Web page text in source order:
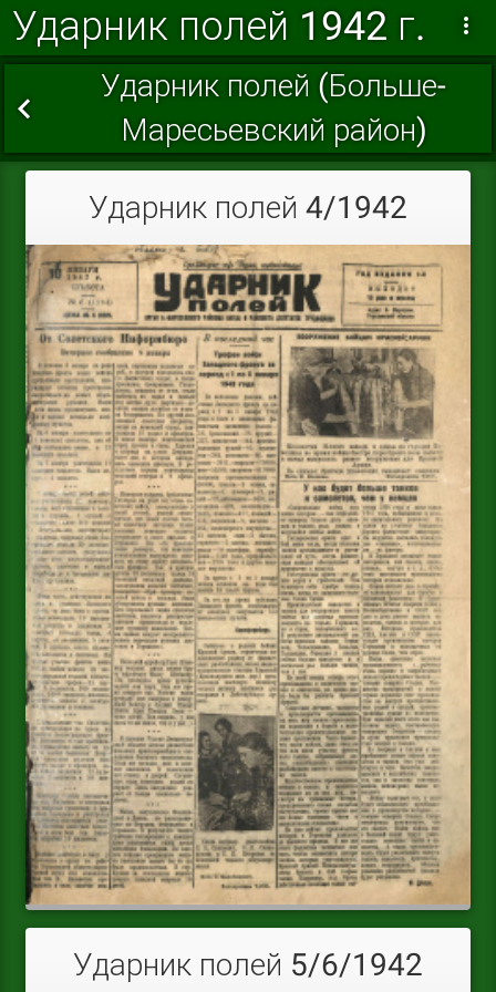
Ударник полей 1942 г.
Ударник полей (Больше-
Маресьевский район)
Ударник полей 4/1942
Ударник полей 5/6/1942